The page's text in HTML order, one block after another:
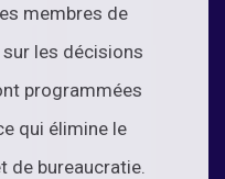
membres de
les décisions
programmées
qui élimine le
de bureaucratie.